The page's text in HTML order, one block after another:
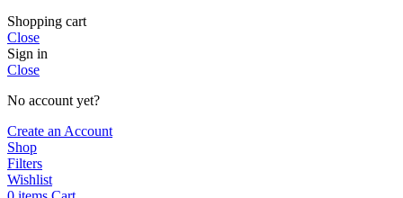
Shopping cart
Close
Sign in
Close
No account yet?
Create an Account
Shop
Filters
Wishlist